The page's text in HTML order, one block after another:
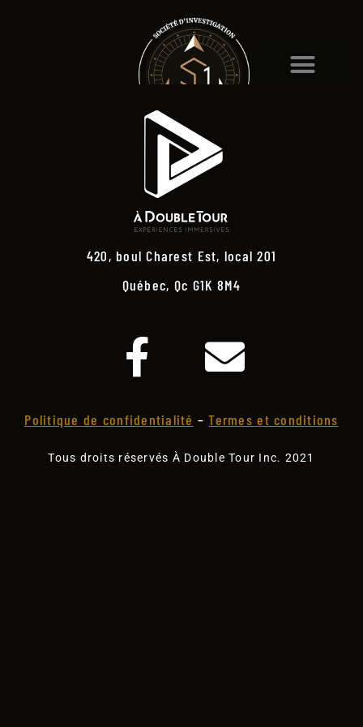
420, boul Charest Est, local 201
Québec, Qc G1K 8M4
Politique de confidentialité –Termes et conditions
Tous droits réservés À Double Tour Inc. 2021